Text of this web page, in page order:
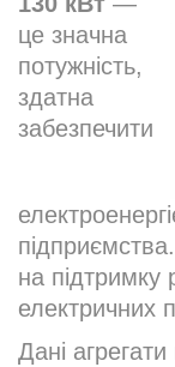
це значна
потужність,
здатна
забезпечити
на підтримку
електричних
Дані